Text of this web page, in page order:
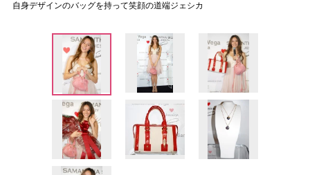
自身デザインのバッグを持って笑顔の道端ジェシカ